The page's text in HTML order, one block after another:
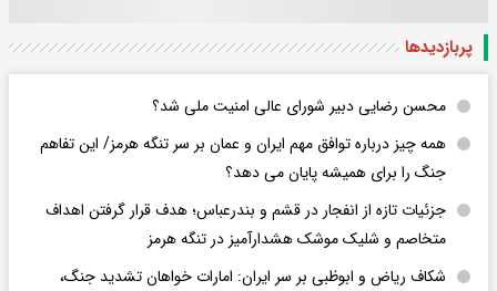
پربازدید‌ها
محسن رضایی دبیر شورای عالی امنیت ملی شد؟
همه چیز درباره توافق مهم ایران و عمان بر سر تنگه هرمز/ این تفاهم
جنگ را برای همیشه پایان می دهد؟
جزئیات تازه از انفجار در قشم و بندرعباس؛ هدف قرار گرفتن اهداف
متخاصم و شلیک موشک هشدارآمیز در تنگه هرمز
شکاف ریاض و ابوظبی بر سر ایران: امارات خواهان تشدید جنگ،